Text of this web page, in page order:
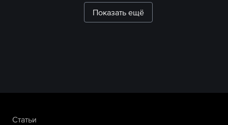
Показать ещё
Статьи